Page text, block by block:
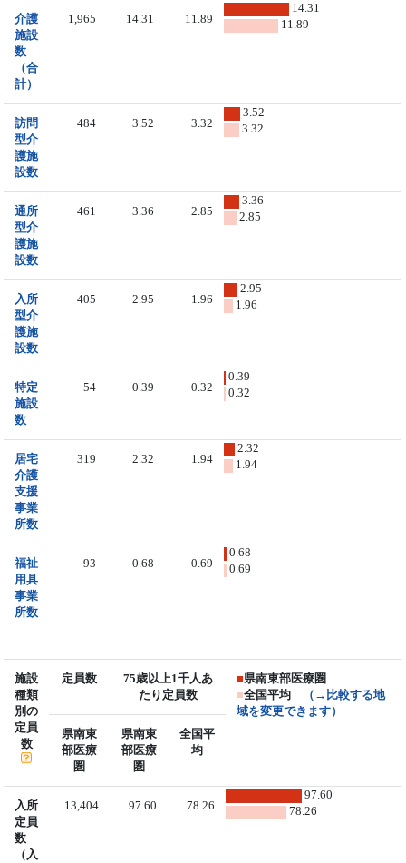
介護
施設
数
（合
計）
1,965 14.31 11.89
14.31
11.89
訪問
型介
護施
設数
484 3.52 3.32
3.52
3.32
通所
型介
護施
設数
461 3.36 2.85
3.36
2.85
入所
型介
護施
設数
405 2.95 1.96
2.95
1.96
特定
施設
数
54 0.39 0.32
0.39
0.32
居宅
介護
支援
事業
所数
319 2.32 1.94
2.32
1.94
福祉
用具
事業
所数
93 0.68 0.69
0.68
0.69
施設
種類
別の
定員
数
定員数
75歳以上1千人あ
たり定員数
■県南東部医療圏
■全国平均
（→比較する地
域を変更できます）
県南東
部医療
圏
県南東
部医療
圏
全国平
均
入所
定員
数
（入
13,404 97.60 78.26
97.60
78.26